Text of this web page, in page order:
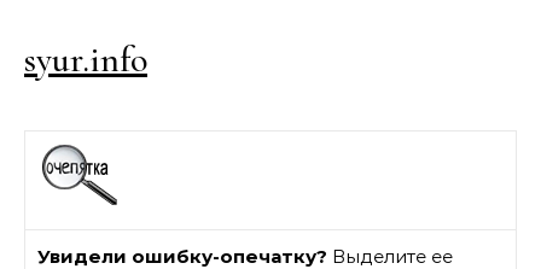
syur.info
Увидели ошибку-опечатку? Выделите ее